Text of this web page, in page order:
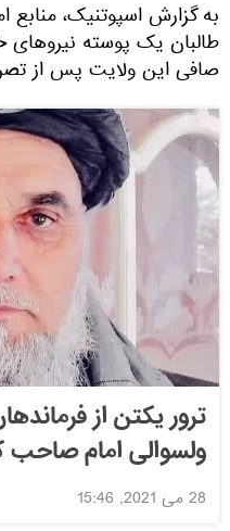
به گزارش اسپوتنیک، منابع
طالبان یک پوسته نیروهای
صافی این ولایت پس از
ترور یکتن از
ولسوالی امام صاحب
28 می 2021, 15:46